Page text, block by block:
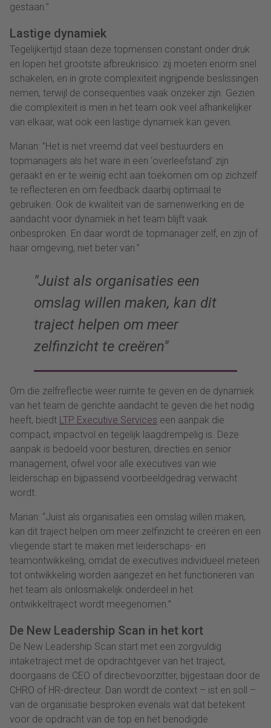
gestaan.”
Lastige dynamiek
Tegelijkertijd staan deze topmensen constant onder druk
en lopen het grootste afbreukrisico: zij moeten enorm snel
schakelen, en in grote complexiteit ingrijpende beslissingen
nemen, terwijl de consequenties vaak onzeker zijn. Gezien
die complexiteit is men in het team ook veel afhankelijker
van elkaar, wat ook een lastige dynamiek kan geven.
Marian: ”Het is niet vreemd dat veel bestuurders en
topmanagers als het ware in een ‘overleefstand’ zijn
geraakt en er te weinig echt aan toekomen om op zichzelf
te reflecteren en om feedback daarbij optimaal te
gebruiken. Ook de kwaliteit van de samenwerking en de
aandacht voor dynamiek in het team blijft vaak
onbesproken. En daar wordt de topmanager zelf, en zijn of
haar omgeving, niet beter van.”
Juist als organisaties een
omslag willen maken, kan dit
traject helpen om meer
zelfinzicht te creëren
Om die zelfreflectie weer ruimte te geven en de dynamiek
van het team de gerichte aandacht te geven die het nodig
heeft, biedt LTP Executive Services een aanpak die
compact, impactvol en tegelijk laagdrempelig is. Deze
aanpak is bedoeld voor besturen, directies en senior
management, ofwel voor alle executives van wie
leiderschap en bijpassend voorbeeldgedrag verwacht
wordt.
Marian: “Juist als organisaties een omslag willen maken,
kan dit traject helpen om meer zelfinzicht te creëren en een
vliegende start te maken met leiderschaps- en
teamontwikkeling, omdat de executives individueel meteen
tot ontwikkeling worden aangezet en het functioneren van
het team als onlosmakelijk onderdeel in het
ontwikkeltraject wordt meegenomen.”
De New Leadership Scan in het kort
De New Leadership Scan start met een zorgvuldig
intaketraject met de opdrachtgever van het traject,
doorgaans de CEO of directievoorzitter, bijgestaan door de
CHRO of HR-directeur. Dan wordt de context – ist en soll –
van de organisatie besproken evenals wat dat betekent
voor de opdracht van de top en het benodigde